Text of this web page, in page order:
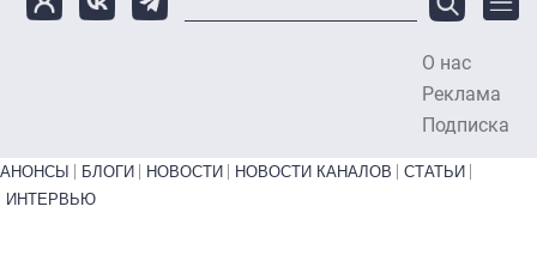
О нас
Реклама
Подписка
Primary links bottom
АНОНСЫ БЛОГИ НОВОСТИ НОВОСТИ КАНАЛОВ
СТАТЬИ
ИНТЕРВЬЮ